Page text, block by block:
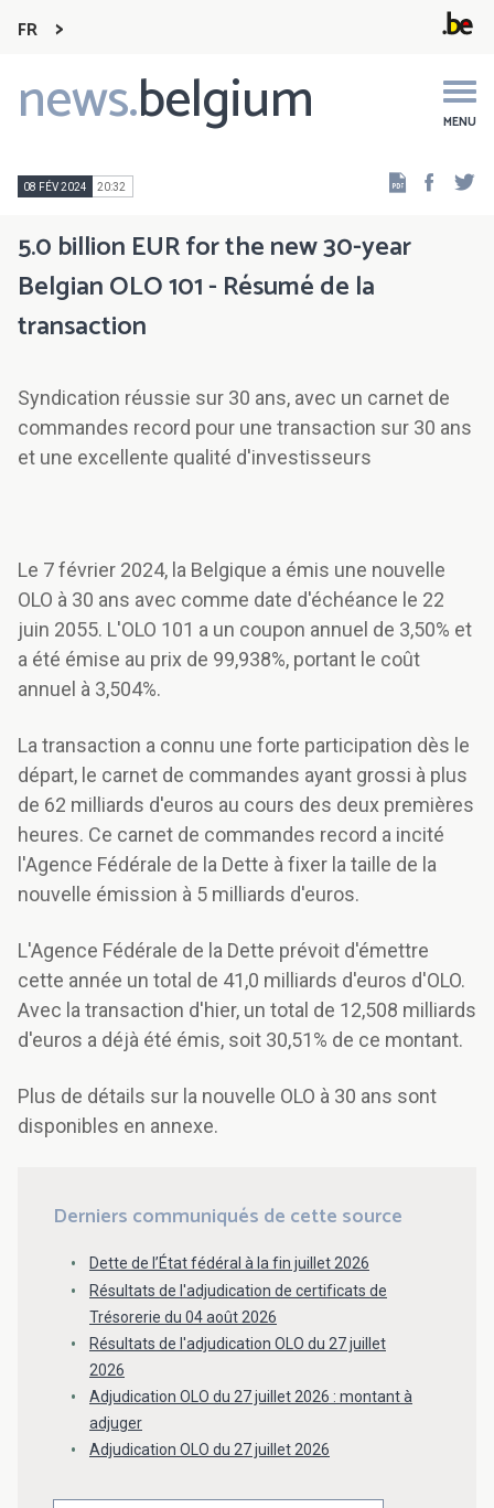
FR
news.belgium MENU
Main
navigation
08 FÉV 2024 20:32
5.0 billion EUR for the new 30-year
Belgian OLO 101 - Résumé de la
transaction
Syndication réussie sur 30 ans, avec un carnet de
commandes record pour une transaction sur 30 ans
et une excellente qualité d'investisseurs
Le 7 février 2024, la Belgique a émis une nouvelle
OLO à 30 ans avec comme date d'échéance le 22
juin 2055. L'OLO 101 a un coupon annuel de 3,50% et
a été émise au prix de 99,938%, portant le coût
annuel à 3,504%.
La transaction a connu une forte participation dès le
départ, le carnet de commandes ayant grossi à plus
de 62 milliards d'euros au cours des deux premières
heures. Ce carnet de commandes record a incité
l'Agence Fédérale de la Dette à fixer la taille de la
nouvelle émission à 5 milliards d'euros.
L'Agence Fédérale de la Dette prévoit d'émettre
cette année un total de 41,0 milliards d'euros d'OLO.
Avec la transaction d'hier, un total de 12,508 milliards
d'euros a déjà été émis, soit 30,51% de ce montant.
Plus de détails sur la nouvelle OLO à 30 ans sont
disponibles en annexe.
Derniers communiqués de cette source
Dette de l’État fédéral à la fin juillet 2026
Résultats de l'adjudication de certificats de
Trésorerie du 04 août 2026
Résultats de l'adjudication OLO du 27 juillet
2026
Adjudication OLO du 27 juillet 2026 : montant à
adjuger
Adjudication OLO du 27 juillet 2026